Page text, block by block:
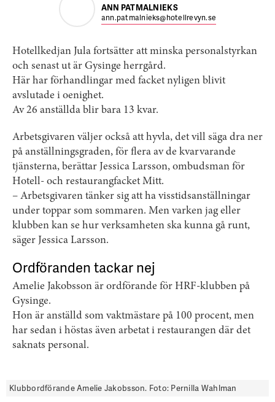
ANN PATMALNIEKS
ann.patmalnieks@hotellrevyn.se
Hotellkedjan Jula fortsätter att minska personalstyrkan
och senast ut är Gysinge herrgård.
Här har förhandlingar med facket nyligen blivit
avslutade i oenighet.
Av 26 anställda blir bara 13 kvar.
Arbetsgivaren väljer också att hyvla, det vill säga dra ner
på anställningsgraden, för flera av de kvarvarande
tjänsterna, berättar Jessica Larsson, ombudsman för
Hotell- och restaurangfacket Mitt.
– Arbetsgivaren tänker sig att ha visstidsanställningar
under toppar som sommaren. Men varken jag eller
klubben kan se hur verksamheten ska kunna gå runt,
säger Jessica Larsson.
Ordföranden tackar nej
Amelie Jakobsson är ordförande för HRF-klubben på
Gysinge.
Hon är anställd som vaktmästare på 100 procent, men
har sedan i höstas även arbetat i restaurangen där det
saknats personal.
Klubbordförande Amelie Jakobsson. Foto: Pernilla Wahlman